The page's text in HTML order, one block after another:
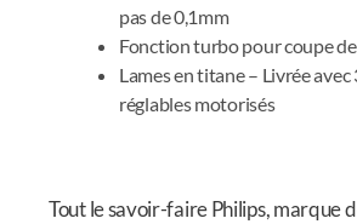
pas de 0,1mm
Fonction turbo pour coupe
Lames en titane – Livrée avec
réglables motorisés
Tout le savoir-faire Philips, marque